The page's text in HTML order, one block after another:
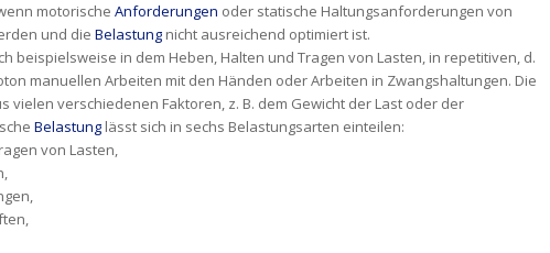
motorische Anforderungen oder statische Haltungsanforderungen von
und die Belastung nicht ausreichend optimiert ist.
beispielsweise in dem Heben, Halten und Tragen von Lasten, in repetitiven, d.
manuellen Arbeiten mit den Händen oder Arbeiten in Zwangshaltungen. Die
vielen verschiedenen Faktoren, z. B. dem Gewicht der Last oder der
Belastung lässt sich in sechs Belastungsarten einteilen:
von Lasten,